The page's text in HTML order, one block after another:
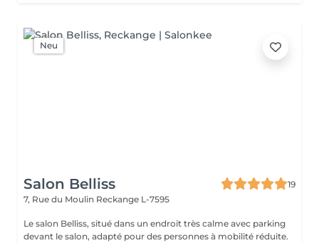
Neu
Salon Belliss
19
7, Rue du Moulin Reckange L-7595
Le salon Belliss, situé dans un endroit très calme avec parking
devant le salon, adapté pour des personnes à mobilité réduite.